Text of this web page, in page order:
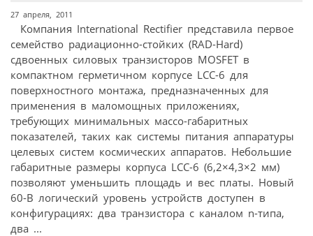
27 апреля, 2011
Компания International Rectifier представила первое
семейство радиационно-стойких (RAD-Hard)
сдвоенных силовых транзисторов MOSFET в
компактном герметичном корпусе LCC-6 для
поверхностного монтажа, предназначенных для
применения в маломощных приложениях,
требующих минимальных массо-габаритных
показателей, таких как системы питания аппаратуры
целевых систем космических аппаратов. Небольшие
габаритные размеры корпуса LCC-6 (6,2×4,3×2 мм)
позволяют уменьшить площадь и вес платы. Новый
60-В логический уровень устройств доступен в
конфигурациях: два транзистора с каналом n-типа,
два ...